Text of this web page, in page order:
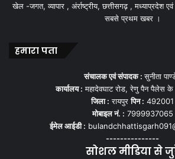
खेल -जगत, व्यापार , अंर्राष्ट्रीय, छत्तीसगढ़ , मध्याप्रदेश एवं
सबसे प्रथम खबर ।
हमारा पता
संचालक एवं संपादक :सुनीता
कार्यालय : महादेवघाट रोड, रेणु पैन पैलेस के
जिला : रायपुरपिन : 492001
मोबाइल नं. : 7999937065
ईमेल आईडी :
---------------
सोशल मीडिया से